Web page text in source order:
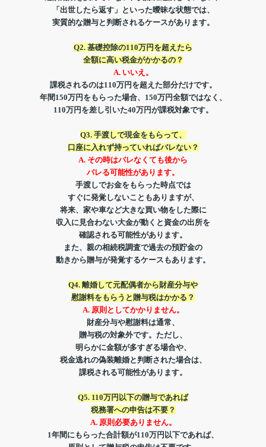
「出世したら返す」といった曖昧な状態では、
実質的な贈与と判断されるケースがあります。
Q2. 基礎控除の110万円を超えたら
全額に高い税金がかかるの？
A. いいえ。
課税されるのは110万円を超えた部分だけです。
年間150万円をもらった場合、 150万円全額ではなく、
110万円を差し引いた40万円が課税対象です。
Q3. 手渡しで現金をもらって、
口座に入れず持っていればバレない？
A. その時はバレなくても後から
バレる可能性があります。
手渡しでお金をもらった時点では
すぐに発覚しないこともありますが、
将来、家や車など大きな買い物をした際に
収入に見合わない大金が動くと 資金の出所を
確認される可能性があります。
また、親の相続税調査で過去の預貯金の
動きから 贈与が発覚するケースもあります。
Q4. 離婚して元配偶者から財産分与や
慰謝料をもらうと贈与税はかかる？
A. 原則としてかかりません。
財産分与や慰謝料は通常、
贈与税の対象外です。 ただし、
明らかに金額が多すぎる場合や、
税金逃れの偽装離婚と判断された場合は、
課税される可能性があります。
Q5. 110万円以下の贈与であれば
税務署への申告は不要？
A. 原則必要ありません。
1年間にもらった合計額が110万円以下であれば、